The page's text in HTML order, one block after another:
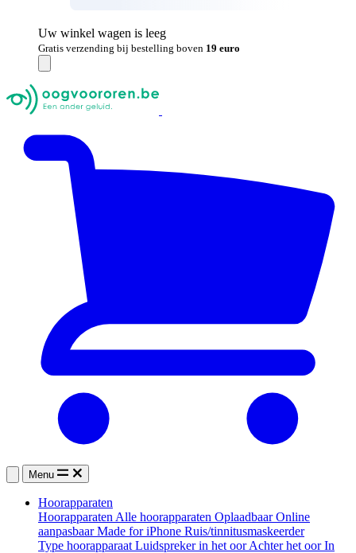
Uw winkel wagen is leeg
Gratis verzending bij bestelling boven 19 euro
Menu
Hoorapparaten
Hoorapparaten Alle hoorapparaten OplaadbaarOnline
aanpasbaarMade for iPhone Ruis/tinnitusmaskeerder
Type hoorapparaat Luidspreker in het oorAchter het oorIn